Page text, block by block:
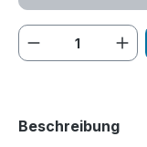
Produkt
Beschreibung